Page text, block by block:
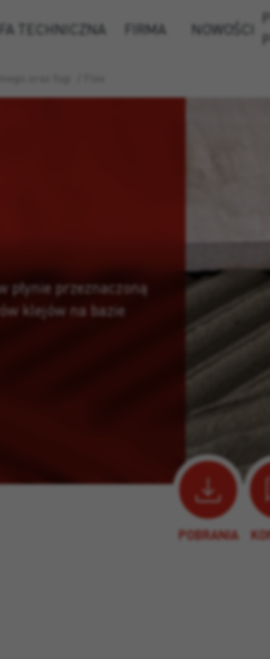
TECHNICZNA FIRMA NOWOŚCI
płynie przeznaczoną
klejów na bazie
POBRANIA